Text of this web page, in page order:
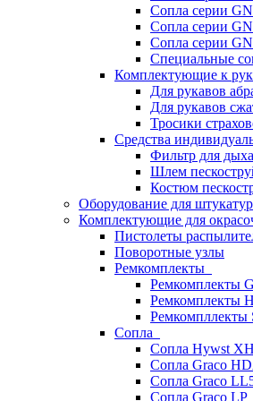
Сопла серии
Сопла серии
Сопла серии
Специальные
Комплектующие к
Для рукавов
Для рукавов
Тросики
Средства
Фильтр для
Шлем
Костюм
Оборудование для
Комплектующие для
Пистолеты
Поворотные узлы
Ремкомплекты
Ремкомплекты
Ремкомплекты
Ремкомпллекты
Сопла
Сопла Hywst
Сопла Graco
Сопла Graco
Сопла Graco LP